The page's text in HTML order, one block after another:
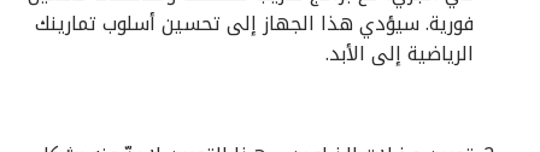
فورية. سيؤدي هذا الجهاز إلى تحسين أسلوب تمارينك
الرياضية إلى الأبد.